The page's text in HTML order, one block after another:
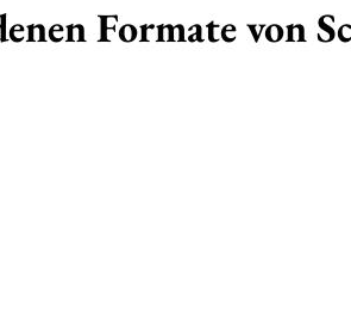
Formate von